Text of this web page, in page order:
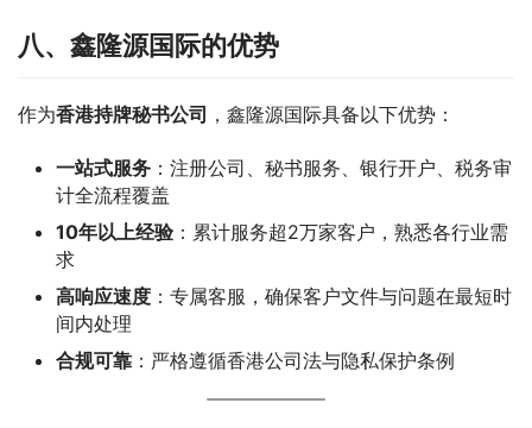
八、鑫隆源国际的优势
作为香港持牌秘书公司 ，鑫隆源国际具备以下优势：
一站式服务 ：注册公司、秘书服务、银行开户、税务审
计全流程覆盖
10年以上经验 ：累计服务超2万家客户，熟悉各行业需
求
高响应速度 ：专属客服，确保客户文件与问题在最短时
间内处理
合规可靠 ：严格遵循香港公司法与隐私保护条例